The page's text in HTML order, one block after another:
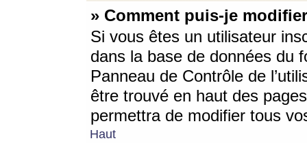
» Comment puis-je
Si vous êtes un utilisateur
dans la base de données du
Panneau de Contrôle de
être trouvé en haut des
permettra de modifier tous
Haut